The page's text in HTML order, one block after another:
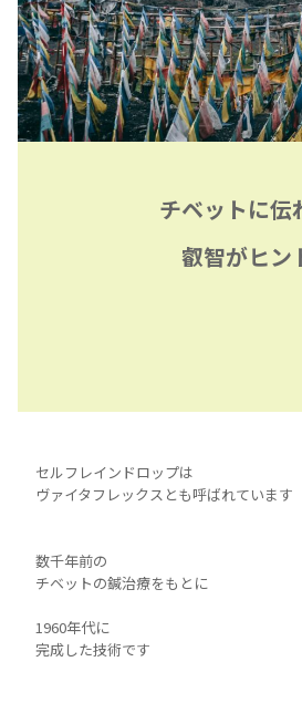
チベットに伝
叡智がヒン
セルフレインドロップは
ヴァイタフレックスとも呼ばれています
数千年前の
チベットの鍼治療をもとに
1960年代に
完成した技術です